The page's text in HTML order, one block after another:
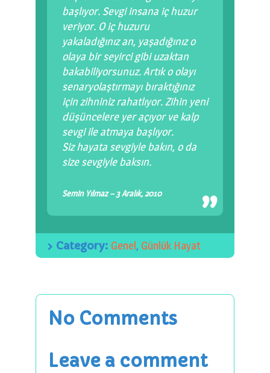
başlıyor. Sevgi insana iç huzur
veriyor. O iç huzuru
yakaladığınız an, yaşadığınız o
olaya bir seyirci gibi uzaktan
bakabiliyorsunuz. Artık o olayı
senaryolaştırmayı bıraktığınız
için zihniniz rahatlıyor. Zihin yeni
düşüncelere yer açıyor ve kalp
sevgi ile atmaya başlıyor.
Siz hayata sevgiyle bakın, o da
size sevgiyle baksın.
Semin Yılmaz – 3 Aralık, 2010
Category: Genel, Günlük Hayat
No Comments
Leave a comment